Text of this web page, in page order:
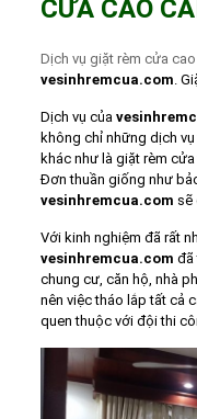
CỬA CAO
Dịch vụ giặt rèm cửa
vesinhremcua.com .
Dịch vụ của
không chỉ những dịch
khác như là giặt rèm
Đơn thuần giống như
vesinhremcua.com sẽ
Với kinh nghiệm đã rất
vesinhremcua.com đã
chung cư, căn hộ, nhà
nên việc tháo lắp tất cả
quen thuộc với đội thi